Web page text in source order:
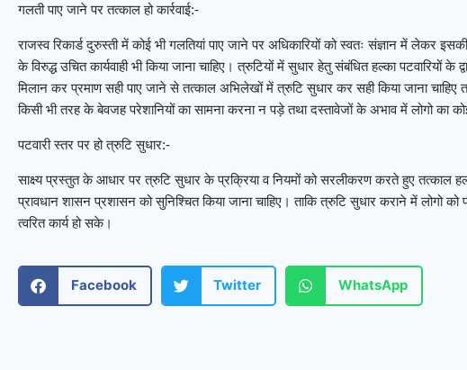
गलती पाए जाने पर तत्काल हो कार्रवाई:-
राजस्व रिकार्ड दुरुस्ती में कोई भी गलतियां पाए जाने पर अधिकारियों को स्वतः संज्ञान में लेकर
के विरुद्ध उचित कार्यवाही भी किया जाना चाहिए। त्रुटियों में सुधार हेतु संबंधित हल्का पटवारियों के
मिलान कर प्रमाण सही पाए जाने से तत्काल अभिलेखों में त्रुटि सुधार कर सही किया जाना चाहिए
किसी भी तरह के बेवजह परेशानियों का सामना करना न पड़े तथा दस्तावेजों के अभाव में लोगो का
पटवारी स्तर पर हो त्रुटि सुधार:-
साक्ष्य प्रस्तुत के आधार पर त्रुटि सुधार के प्रक्रिया व नियमों को सरलीकरण करते हुए तत्काल
प्रावधान शासन प्रशासन को सुनिश्चित किया जाना चाहिए। ताकि त्रुटि सुधार कराने में लोगो
त्वरित कार्य हो सके।
Facebook Twitter WhatsApp